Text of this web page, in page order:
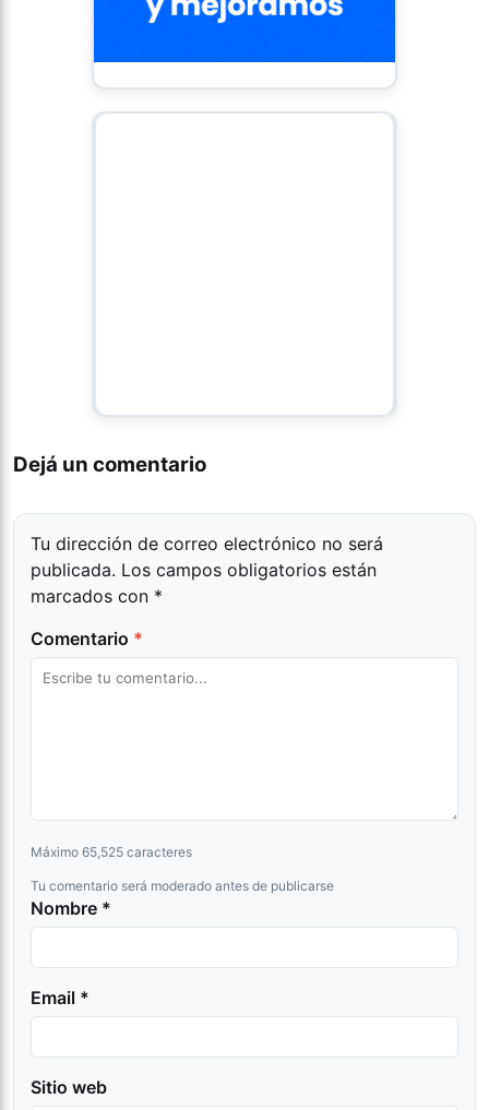
Dejá un comentario
Tu dirección de correo electrónico no será
publicada. Los campos obligatorios están
marcados con *
Comentario *
Máximo 65,525 caracteres
Tu comentario será moderado antes de publicarse
Nombre *
Email *
Sitio web